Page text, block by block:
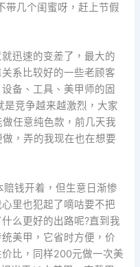
几个闺蜜呀，赶上节假
迅速的变差了，最大的
系比较好的一些老顾客
备、工具、美甲师的固
是竞争越来越激烈，大家
任意纯色款，前几天我
，弄的我现在也在想要
钱开着，但生意日渐惨
里也犯起了嘀咕要不把
么更好的出路呢?直到我
美甲，它省时方便，价
比，同样200元做一次美